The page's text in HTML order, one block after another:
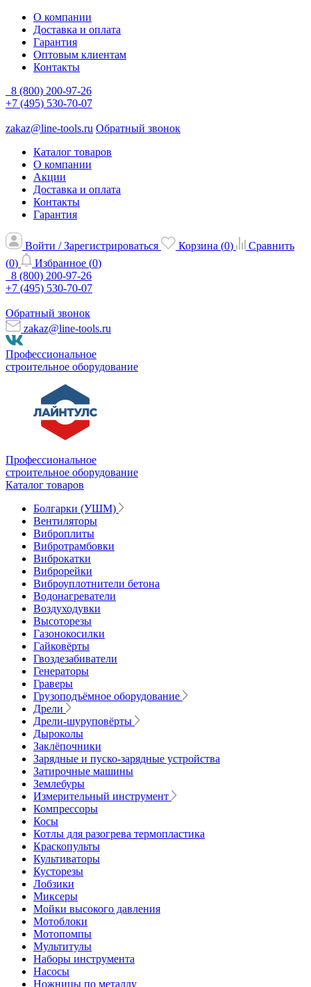
О компании
Доставка и оплата
Гарантия
Оптовым клиентам
Контакты
8 (800) 200-97-26
+7 (495) 530-70-07
zakaz@line-tools.ru Обратный звонок
Каталог товаров
О компании
Акции
Доставка и оплата
Контакты
Гарантия
Войти / Зарегистрироваться Корзина (0)
Сравнить
(0) Избранное (0)
8 (800) 200-97-26
+7 (495) 530-70-07
Обратный звонок
zakaz@line-tools.ru
Профессиональное
строительное оборудование
Профессиональное
строительное оборудование
Каталог товаров
Болгарки (УШМ)
Вентиляторы
Виброплиты
Вибротрамбовки
Виброкатки
Виброрейки
Виброуплотнители бетона
Водонагреватели
Воздуходувки
Высоторезы
Газонокосилки
Гайковёрты
Гвоздезабиватели
Генераторы
Граверы
Грузоподъёмное оборудование
Дрели
Дрели-шуруповёрты
Дыроколы
Заклёпочники
Зарядные и пуско-зарядные устройства
Затирочные машины
Землебуры
Измерительный инструмент
Компрессоры
Косы
Котлы для разогрева термопластика
Краскопульты
Культиваторы
Кусторезы
Лобзики
Миксеры
Мойки высокого давления
Мотоблоки
Мотопомпы
Мультитулы
Наборы инструмента
Насосы
Ножницы по металлу